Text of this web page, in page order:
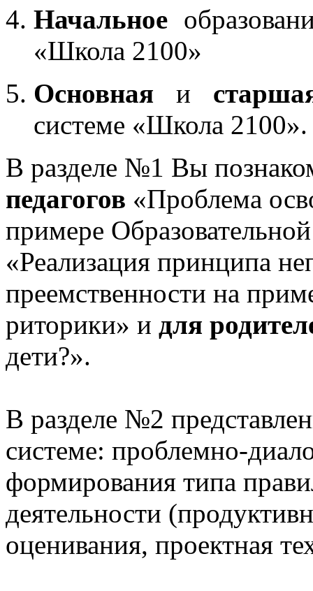
Начальное
«Школа 2100»
Основная и
системе «Школа 2100».
В разделе №1 Вы
педагогов «Проблема
примере
«Реализация принципа
преемственности на
риторики» и для
дети?».
В разделе №2
системе: проблемно-
формирования типа
деятельности
оценивания, проектная